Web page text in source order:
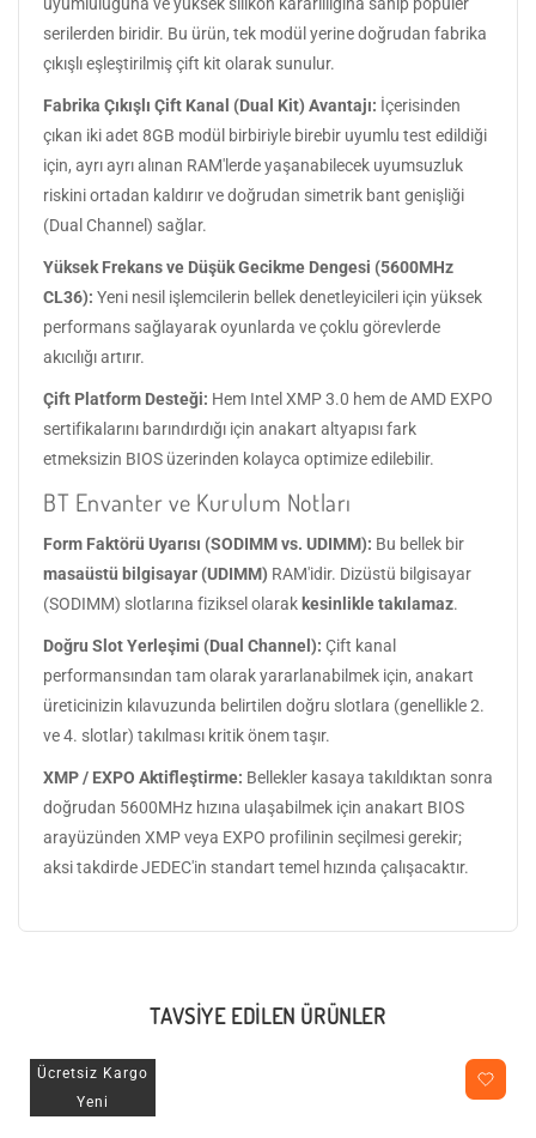
serilerden biridir. Bu ürün, tek modül yerine doğrudan fabrika
çıkışlı eşleştirilmiş çift kit olarak sunulur.
Fabrika Çıkışlı Çift Kanal (Dual Kit) Avantajı: İçerisinden
çıkan iki adet 8GB modül birbiriyle birebir uyumlu test edildiği
için, ayrı ayrı alınan RAM'lerde yaşanabilecek uyumsuzluk
riskini ortadan kaldırır ve doğrudan simetrik bant genişliği
(Dual Channel) sağlar.
Yüksek Frekans ve Düşük Gecikme Dengesi (5600MHz
CL36): Yeni nesil işlemcilerin bellek denetleyicileri için yüksek
performans sağlayarak oyunlarda ve çoklu görevlerde
akıcılığı artırır.
Çift Platform Desteği: Hem Intel XMP 3.0 hem de AMD EXPO
sertifikalarını barındırdığı için anakart altyapısı fark
etmeksizin BIOS üzerinden kolayca optimize edilebilir.
BT Envanter ve Kurulum Notları
Form Faktörü Uyarısı (SODIMM vs. UDIMM): Bu bellek bir
masaüstü bilgisayar (UDIMM) RAM'idir. Dizüstü bilgisayar
(SODIMM) slotlarına fiziksel olarakkesinlikle takılamaz.
Doğru Slot Yerleşimi (Dual Channel): Çift kanal
performansından tam olarak yararlanabilmek için, anakart
üreticinizin kılavuzunda belirtilen doğru slotlara (genellikle 2.
ve 4. slotlar) takılması kritik önem taşır.
XMP / EXPO Aktifleştirme: Bellekler kasaya takıldıktan sonra
doğrudan 5600MHz hızına ulaşabilmek için anakart BIOS
arayüzünden XMP veya EXPO profilinin seçilmesi gerekir;
aksi takdirde JEDEC'in standart temel hızında çalışacaktır.
TAVSIYE EDILEN ÜRÜNLER
Ücretsiz Kargo
Yeni